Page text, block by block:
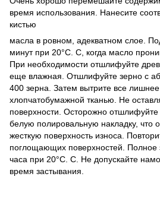
время использования. Нанесите
кистью
масла в ровном, адекватном слое.
минут при 20°С. C, когда масло
При необходимости отшлифуйте
еще влажная. Отшлифуйте зерно с
400 зерна. Затем вытрите все
хлопчатобумажной тканью. Не
поверхности. Осторожно отшлифуйте
белую полировальную накладку, что
жесткую поверхность износа.
поглощающих поверхностей. Полное
часа при 20°С. C. Не допускайте
время застывания.